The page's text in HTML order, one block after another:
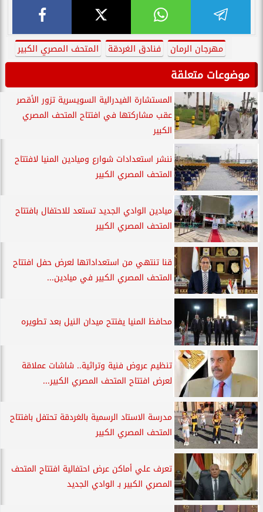
مهرجان الرمان فنادق الغردقة المتحف المصري الكبير
موضوعات متعلقة
المستشارة الفيدرالية السويسرية تزور الأقصر
عقب مشاركتها في افتتاح المتحف المصري
الكبير
ننشر استعدادات شوارع وميادين المنيا لافتتاح
المتحف المصري الكبير
ميادين الوادي الجديد تستعد للاحتفال بافتتاح
المتحف المصري الكبير
قنا تنتهي من استعداداتها لعرض حفل افتتاح
المتحف المصري الكبير في ميادين...
محافظ المنيا يفتتح ميدان النيل بعد تطويره
تنظيم عروض فنية وتراثية.. شاشات عملاقة
لعرض افتتاح المتحف المصري الكبير...
مدرسة الاستاد الرسمية بالغردقة تحتفل بافتتاح
المتحف المصري الكبير
تعرف علي أماكن عرض احتفالية افتتاح المتحف
المصري الكبير بـ الوادي الجديد